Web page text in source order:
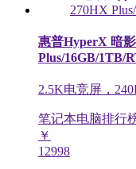
惠普HyperX 暗
Plus/16GB/1TB/
2.5K电竞屏，
笔记本电脑排行
￥
12998